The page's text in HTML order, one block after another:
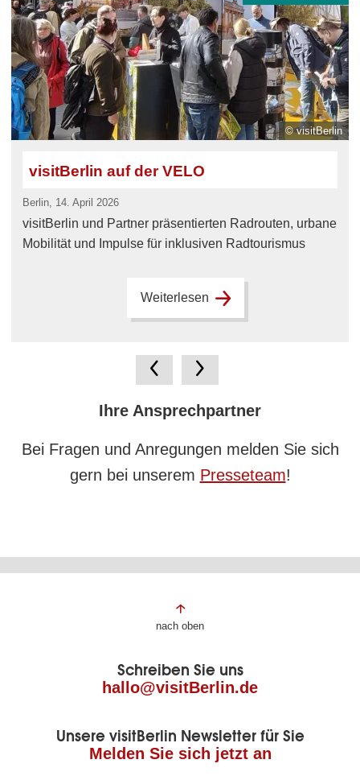
© visitBerlin
visitBerlin auf der VELO
Berlin, 14. April 2026
visitBerlin und Partner präsentierten Radrouten, urbane
Mobilität und Impulse für inklusiven Radtourismus
Weiterlesen
Ihre Ansprechpartner
Bei Fragen und Anregungen melden Sie sich
gern bei unserem Presseteam!
Fußbereich
Seite
nach oben
Schreiben Sie uns
hallo@visitBerlin.de
Unsere visitBerlin Newsletter für Sie
Melden Sie sich jetzt an